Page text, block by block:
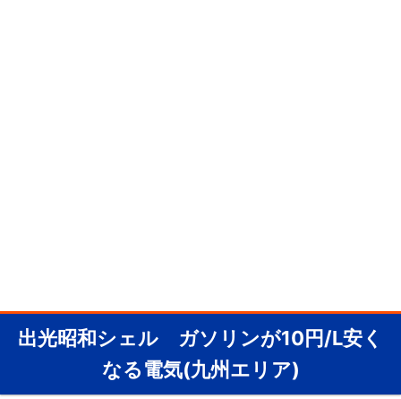
出光昭和シェル ガソリンが10円/L安く
なる電気(九州エリア)